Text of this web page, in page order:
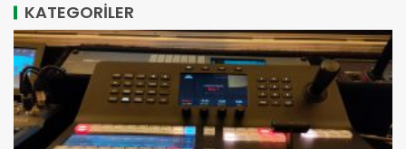
KATEGORİLER